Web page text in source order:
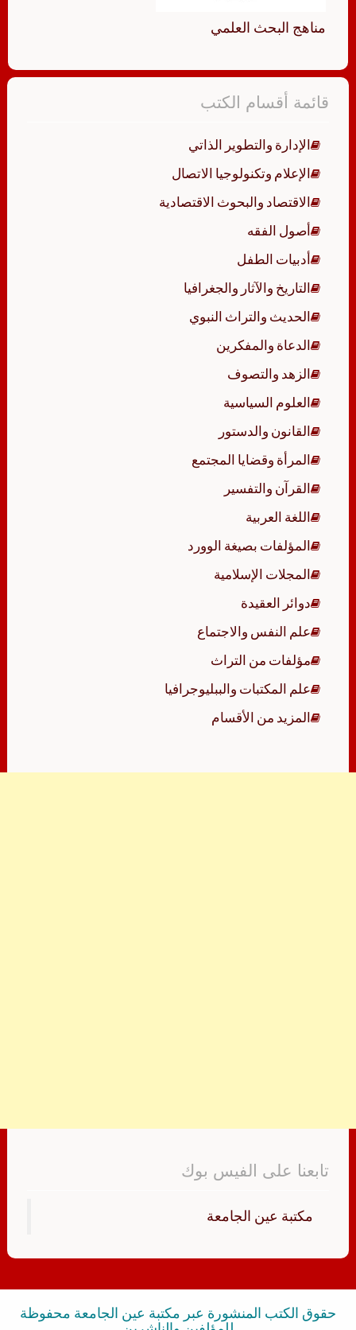
مناهج البحث العلمي
قائمة أقسام الكتب
الإدارة والتطوير الذاتي
الإعلام وتكنولوجيا الاتصال
الاقتصاد والبحوث الاقتصادية
أصول الفقه
أدبيات الطفل
التاريخ والآثار والجغرافيا
الحديث والتراث النبوي
الدعاة والمفكرين
الزهد والتصوف
العلوم السياسية
القانون والدستور
المرأة وقضايا المجتمع
القرآن والتفسير
اللغة العربية
المؤلفات بصيغة الوورد
المجلات الإسلامية
دوائر العقيدة
علم النفس والاجتماع
مؤلفات من التراث
علم المكتبات والببليوجرافيا
المزيد من الأقسام
تابعنا على الفيس بوك
‏مكتبة عين الجامعة‏
حقوق الكتب المنشورة عبر مكتبة عين الجامعة محفوظة